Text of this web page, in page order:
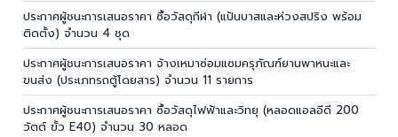
ประกาศผู้ชนะการเสนอราคา ซื้อวัสดุกีฬา (แป้นบาสและห่วงสปริง พร้อม
ติดตั้ง) จำนวน 4 ชุด
ประกาศผู้ชนะการเสนอราคา จ้างเหมาซ่อมแซมครุภัณฑ์ยานพาหนะและ
ขนส่ง (ประเภทรถตู้โดยสาร) จำนวน 11 รายการ
ประกาศผู้ชนะการเสนอราคา ซื้อวัสดุไฟฟ้าและวิทยุ (หลอดแอลอีดี 200
วัตต์ ขั้ว E40) จำนวน 30 หลอด